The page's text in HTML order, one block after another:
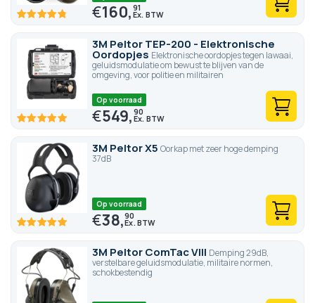
96 100 €160,91
3M Peltor TEP-200 - Elektronische
Oordopjes Elektronische oordopjes tegen lawaai,
geluidsmodulatie om bewust te blijven van de
omgeving, voor politie en militairen
100 100
Op voorraad
€549,90
3M Peltor X5 Oorkap met zeer hoge demping
37dB
100 100
Op voorraad
€38,90
3M Peltor ComTac VIII Demping 29dB,
verstelbare geluidsmodulatie, militaire normen,
schokbestendig